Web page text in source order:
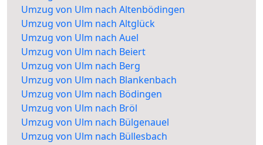
Umzug von Ulm nach Altenbödingen
Umzug von Ulm nach Altglück
Umzug von Ulm nach Auel
Umzug von Ulm nach Beiert
Umzug von Ulm nach Berg
Umzug von Ulm nach Blankenbach
Umzug von Ulm nach Bödingen
Umzug von Ulm nach Bröl
Umzug von Ulm nach Bülgenauel
Umzug von Ulm nach Büllesbach